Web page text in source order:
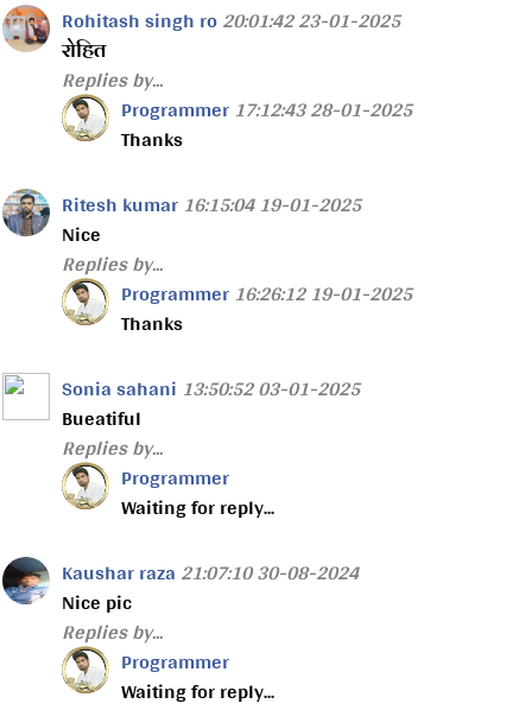
Rohitash singh ro20:01:42 23-01-2025
रोहित
Replies by...
Programmer17:12:43 28-01-2025
Thanks
Ritesh kumar16:15:04 19-01-2025
Nice
Replies by...
Programmer16:26:12 19-01-2025
Thanks
Sonia sahani 13:50:52 03-01-2025
Bueatiful
Replies by...
Programmer
Waiting for reply...
Kaushar raza21:07:10 30-08-2024
Nice pic
Replies by...
Programmer
Waiting for reply...